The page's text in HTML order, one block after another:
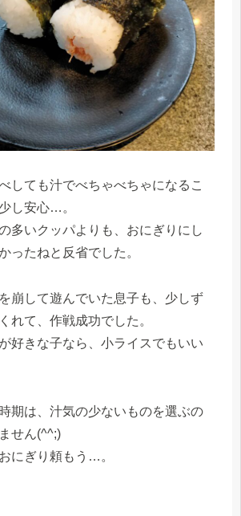
しても汁でべちゃべちゃになるこ
し安心…。
多いクッパよりも、おにぎりにし
ったねと反省でした。
崩して遊んでいた息子も、少しず
れて、作戦成功でした。
好きな子なら、小ライスでもいい
期は、汁気の少ないものを選ぶの
せん(^^;)
にぎり頼もう…。